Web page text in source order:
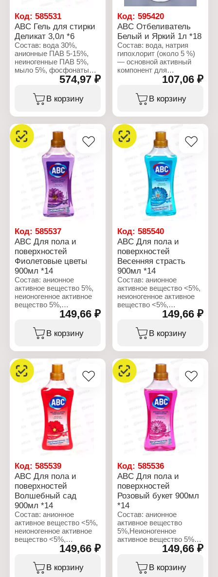
Форма выпуска: порошок
Вес: 1,5 кг
Код: 585531
ABC Гель для стирки
Деликат 3,0л *6
Состав: вода 30%,
анионные ПАВ 5-15%,
неиногенные ПАВ 5%,
мыло 5%, фосфонаты
5%, парфюмерная
консервант 5%.
Тип товара: Средство
для стирки
Тип ткани: для
деликатных тканей
Действие: уход при
каждой стирке
Форма выпуска: гель
Объем: 3 л
574,97 ₽
В корзину
Код:595420
ABC Отбеливатель
Белый и Яркий 1л *18
Состав: вода, натрия
гипохлорит (около 5 %)
— основной активный
компонент для
отбеливания и
неионогенные
поверхностно-активные
жидкое мыло (около 5
%), парфюмерная
композиция (отдушка),
лимонная кислота,
красители (CI 11680, CI
Характеристики:
Бренд: ABC
Тип товара:
Отбеливатель
и уборки
Название: "Белый и
яркий"
Объем: 1 л
107,06 ₽
В корзину
Код: 585537
ABC Для пола и
поверхностей
Фиолетовые цветы
900мл *14
Состав: анионное
активное вещество 5%,
неионогенное активное
вещество 5%,
метилхлоризатиазолинон,
метилизотиазолинон,
бутилфенилметилпропиональ,
линналол,
изопропиловый спирт
5%.
Характеристики:
Бренд: ABC
Тип товара: Моющее
средство
Вид: Средство для
мытья полов
Вариация: и
поверхностей
Flowers"
Объем: 900 мл
149,66 ₽
В корзину
Код:585540
ABC Для пола и
поверхностей
Весенняя страсть
900мл *14
Состав: анионное
активное вещество <5%,
неионогенное активное
вещество <5%,
консерванты, отдушка,
линалоол,
гексилциннамаль,
<5%.
Характеристики:
Бренд: ABC
Тип товара: Моющее
средство
Вид: Средство для
мытья полов
Вариация: и
поверхностей
Название: "Spring
Объем: 900 мл
149,66 ₽
В корзину
Код: 585539
ABC Для пола и
поверхностей
Волшебный сад
900мл *14
Состав: анионное
активное вещество <5%,
неионогенное активное
вещество <5%,
метилхлоризатиазолинон,
метилизотиазолинон,
отдушка
(бутилфенилметилпропиональ,
149,66 ₽
В корзину
Код:585536
ABC Для пола и
поверхностей
Розовый букет 900мл
*14
Состав: анионное
активное вещество
5%,Неионогенное
активное вещество 5%,
метилхлоризатиазолинон,
метилизотиазолинон,
линналол,
149,66 ₽
В корзину